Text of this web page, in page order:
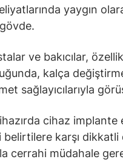
yaygın
ve bakıcılar,
kalça
sağlayıcılarıyla
cihaz implante
belirtilere karşı dikkatli
cerrahi müdahale